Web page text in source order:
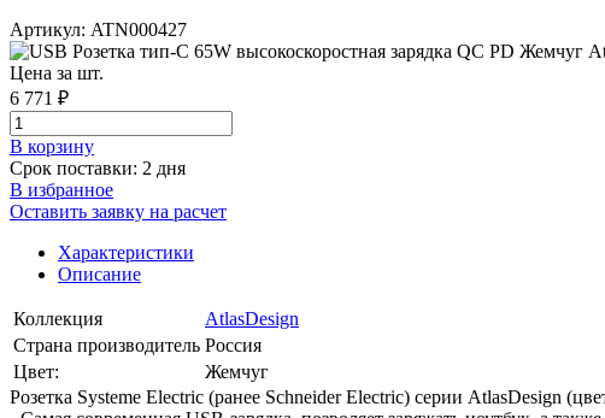
Артикул: ATN000427
Цена за шт.
6 771 ₽
В корзинy
Срок поставки: 2 дня
В избранное
Оставить заявку на расчет
Характеристики
Описание
Коллекция
AtlasDesign
Страна производитель Россия
Цвет:
Жемчуг
Розетка Systeme Electric (ранее Schneider Electric) серии AtlasDesign